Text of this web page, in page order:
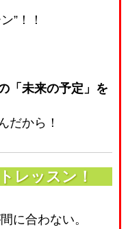
”！！
「未来の予定」を
だから！
レッスン！
に合わない。